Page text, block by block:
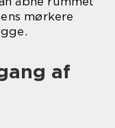
mørkere
af